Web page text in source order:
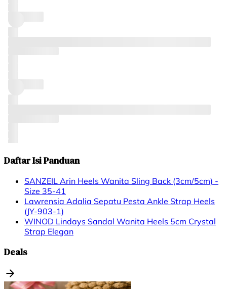
Daftar Isi Panduan
SANZEIL Arin Heels Wanita Sling Back (3cm/5cm) -
Size 35-41
Lawrensia Adalia Sepatu Pesta Ankle Strap Heels
(JY-903-1)
WINOD Lindays Sandal Wanita Heels 5cm Crystal
Strap Elegan
Deals